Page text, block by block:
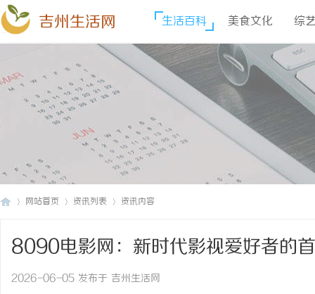
吉州生活网 生活百科 美食文化 综
网站首页 资讯列表 资讯内容
8090电影网：新时代影视爱好者的
2026-06-05 发布于 吉州生活网